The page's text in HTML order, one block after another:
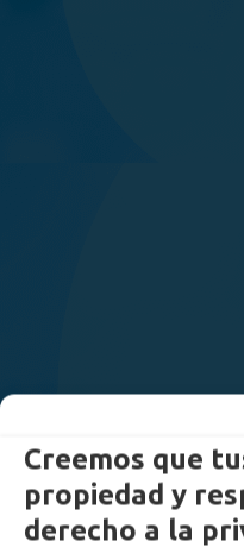
Creemos que
propiedad y
derecho a la